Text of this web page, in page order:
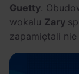
Guetty.
wokalu Zary
zapamiętali